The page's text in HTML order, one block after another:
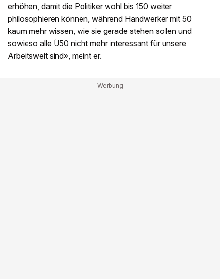
erhöhen, damit die Politiker wohl bis 150 weiter
philosophieren können, während Handwerker mit 50
kaum mehr wissen, wie sie gerade stehen sollen und
sowieso alle Ü50 nicht mehr interessant für unsere
Arbeitswelt sind», meint er.